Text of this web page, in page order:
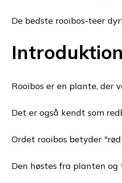
De bedste rooibos-teer
Rooibos er en plante, der
Det er også kendt som
Ordet rooibos betyder
Den høstes fra planten